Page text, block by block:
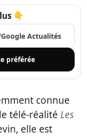
👇
Google Actualités
préférée
connue
télé-réalité Les
elle est